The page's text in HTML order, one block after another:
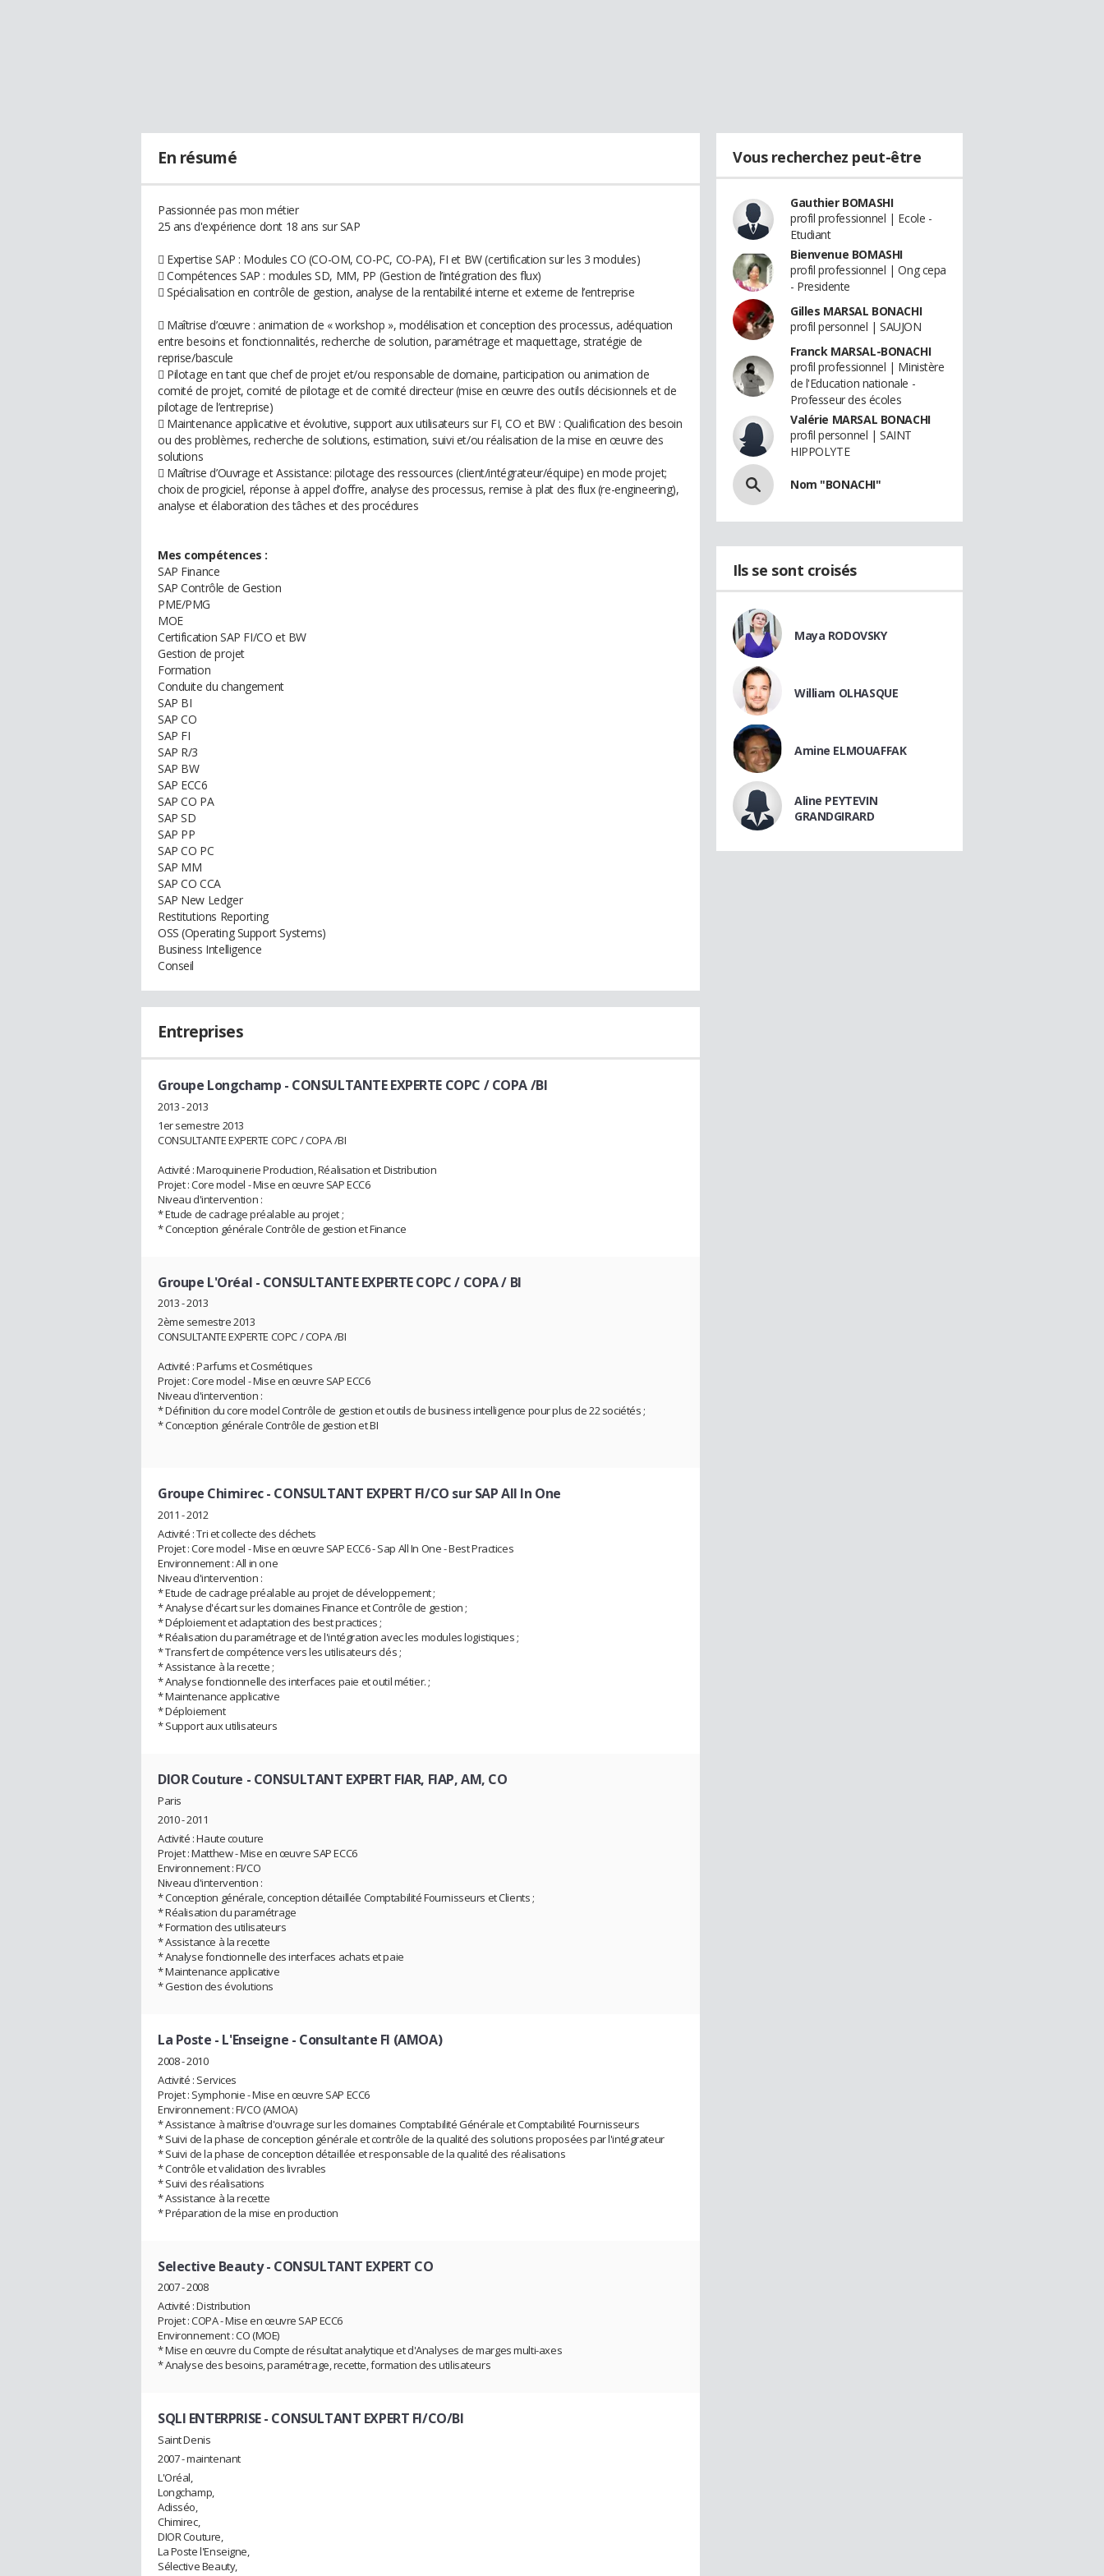
En résumé
Passionnée pas mon métier
25 ans d'expérience dont 18 ans sur SAP
 Expertise SAP : Modules CO (CO-OM, CO-PC, CO-PA), FI et BW (certification sur les 3 modules)
 Compétences SAP : modules SD, MM, PP (Gestion de l’intégration des flux)
 Spécialisation en contrôle de gestion, analyse de la rentabilité interne et externe de l’entreprise
 Maîtrise d’œuvre : animation de « workshop », modélisation et conception des processus, adéquation
entre besoins et fonctionnalités, recherche de solution, paramétrage et maquettage, stratégie de
reprise/bascule
 Pilotage en tant que chef de projet et/ou responsable de domaine, participation ou animation de
comité de projet, comité de pilotage et de comité directeur (mise en œuvre des outils décisionnels et de
pilotage de l’entreprise)
 Maintenance applicative et évolutive, support aux utilisateurs sur FI, CO et BW : Qualification des besoin
ou des problèmes, recherche de solutions, estimation, suivi et/ou réalisation de la mise en œuvre des
solutions
 Maîtrise d’Ouvrage et Assistance: pilotage des ressources (client/intégrateur/équipe) en mode projet;
choix de progiciel, réponse à appel d’offre, analyse des processus, remise à plat des flux (re-engineering),
analyse et élaboration des tâches et des procédures
Mes compétences :
SAP Finance
SAP Contrôle de Gestion
PME/PMG
MOE
Certification SAP FI/CO et BW
Gestion de projet
Formation
Conduite du changement
SAP BI
SAP CO
SAP FI
SAP R/3
SAP BW
SAP ECC6
SAP CO PA
SAP SD
SAP PP
SAP CO PC
SAP MM
SAP CO CCA
SAP New Ledger
Restitutions Reporting
OSS (Operating Support Systems)
Business Intelligence
Conseil
Entreprises
Groupe Longchamp - CONSULTANTE EXPERTE COPC / COPA /BI
2013 - 2013
1er semestre 2013
CONSULTANTE EXPERTE COPC / COPA /BI
Activité : Maroquinerie Production, Réalisation et Distribution
Projet : Core model - Mise en œuvre SAP ECC6
Niveau d'intervention :
* Etude de cadrage préalable au projet ;
* Conception générale Contrôle de gestion et Finance
Groupe L'Oréal - CONSULTANTE EXPERTE COPC / COPA / BI
2013 - 2013
2ème semestre 2013
CONSULTANTE EXPERTE COPC / COPA /BI
Activité : Parfums et Cosmétiques
Projet : Core model - Mise en œuvre SAP ECC6
Niveau d'intervention :
* Définition du core model Contrôle de gestion et outils de business intelligence pour plus de 22 sociétés ;
* Conception générale Contrôle de gestion et BI
Groupe Chimirec- CONSULTANT EXPERT FI/CO sur SAP All In One
2011 - 2012
Activité : Tri et collecte des déchets
Projet : Core model - Mise en œuvre SAP ECC6 - Sap All In One - Best Practices
Environnement : All in one
Niveau d'intervention :
* Etude de cadrage préalable au projet de développement ;
* Analyse d'écart sur les domaines Finance et Contrôle de gestion ;
* Déploiement et adaptation des best practices ;
* Réalisation du paramétrage et de l'intégration avec les modules logistiques ;
* Transfert de compétence vers les utilisateurs clés ;
* Assistance à la recette ;
* Analyse fonctionnelle des interfaces paie et outil métier. ;
* Maintenance applicative
* Déploiement
* Support aux utilisateurs
DIOR Couture - CONSULTANT EXPERT FIAR, FIAP, AM, CO
Paris
2010 - 2011
Activité : Haute couture
Projet : Matthew - Mise en œuvre SAP ECC6
Environnement : FI/CO
Niveau d'intervention :
* Conception générale, conception détaillée Comptabilité Fournisseurs et Clients ;
* Réalisation du paramétrage
* Formation des utilisateurs
* Assistance à la recette
* Analyse fonctionnelle des interfaces achats et paie
* Maintenance applicative
* Gestion des évolutions
La Poste - L'Enseigne - Consultante FI (AMOA)
2008 - 2010
Activité : Services
Projet : Symphonie - Mise en œuvre SAP ECC6
Environnement : FI/CO (AMOA)
* Assistance à maîtrise d'ouvrage sur les domaines Comptabilité Générale et Comptabilité Fournisseurs
* Suivi de la phase de conception générale et contrôle de la qualité des solutions proposées par l'intégrateur
* Suivi de la phase de conception détaillée et responsable de la qualité des réalisations
* Contrôle et validation des livrables
* Suivi des réalisations
* Assistance à la recette
* Préparation de la mise en production
Selective Beauty- CONSULTANT EXPERT CO
2007 - 2008
Activité : Distribution
Projet : COPA - Mise en œuvre SAP ECC6
Environnement : CO (MOE)
* Mise en œuvre du Compte de résultat analytique et d'Analyses de marges multi-axes
* Analyse des besoins, paramétrage, recette, formation des utilisateurs
SQLI ENTERPRISE- CONSULTANT EXPERT FI/CO/BI
Saint Denis
2007 - maintenant
L'Oréal,
Longchamp,
Adisséo,
Chimirec,
DIOR Couture,
La Poste l'Enseigne,
Sélective Beauty,
Vous recherchez peut-être
Gauthier BOMASHI
profil professionnel | Ecole -
Etudiant
Bienvenue BOMASHI
profil professionnel | Ong cepa
- Presidente
Gilles MARSAL BONACHI
profil personnel | SAUJON
Franck MARSAL-BONACHI
profil professionnel | Ministère
de l'Education nationale -
Professeur des écoles
Valérie MARSAL BONACHI
profil personnel | SAINT
HIPPOLYTE
Nom "BONACHI"
Ils se sont croisés
Maya RODOVSKY
William OLHASQUE
Amine ELMOUAFFAK
Aline PEYTEVIN
GRANDGIRARD